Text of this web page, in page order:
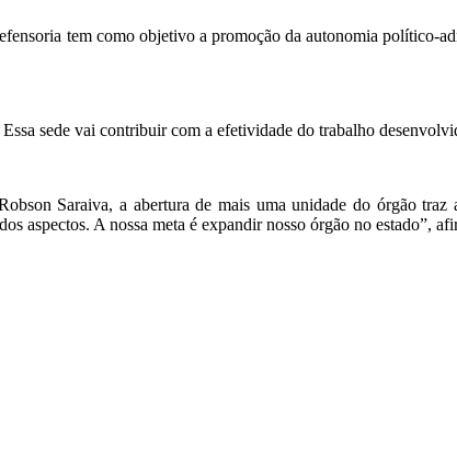
tem como objetivo a promoção da autonomia político-
sede vai contribuir com a efetividade do trabalho
Saraiva, a abertura de mais uma unidade do órgão
aspectos. A nossa meta é expandir nosso órgão no estado”,